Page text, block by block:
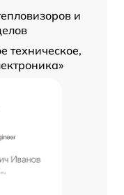
и
техническое,